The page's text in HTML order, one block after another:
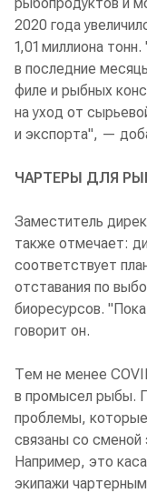
2020 года
1,01 миллиона
в последние
филе и рыбных
на уход от
и экспорта", —
ЧАРТЕРЫ ДЛЯ
Заместитель
также отмечает:
соответствует
отставания по
биоресурсов.
говорит он.
Тем не менее
в промысел рыбы.
проблемы, которые
связаны со сменой
Например, это
экипажи